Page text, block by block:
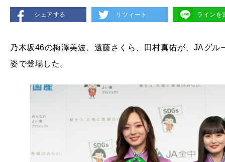
シェアする リツィート ラインを
乃木坂46の梅澤美波、遠藤さくら、田村真佑が、JAグ
姿で登場した。